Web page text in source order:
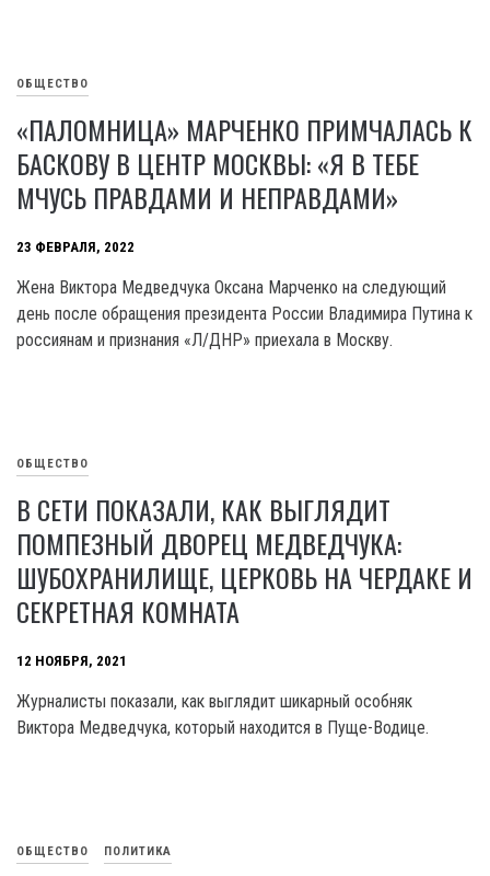
ОБЩЕСТВО
«ПАЛОМНИЦА» МАРЧЕНКО ПРИМЧАЛАСЬ К
БАСКОВУ В ЦЕНТР МОСКВЫ: «Я В ТЕБЕ
МЧУСЬ ПРАВДАМИ И НЕПРАВДАМИ»
23 ФЕВРАЛЯ, 2022
Жена Виктора Медведчука Оксана Марченко на следующий
день после обращения президента России Владимира Путина к
россиянам и признания «Л/ДНР» приехала в Москву.
ОБЩЕСТВО
В СЕТИ ПОКАЗАЛИ, КАК ВЫГЛЯДИТ
ПОМПЕЗНЫЙ ДВОРЕЦ МЕДВЕДЧУКА:
ШУБОХРАНИЛИЩЕ, ЦЕРКОВЬ НА ЧЕРДАКЕ И
СЕКРЕТНАЯ КОМНАТА
12 НОЯБРЯ, 2021
Журналисты показали, как выглядит шикарный особняк
Виктора Медведчука, который находится в Пуще-Водице.
ОБЩЕСТВО ПОЛИТИКА